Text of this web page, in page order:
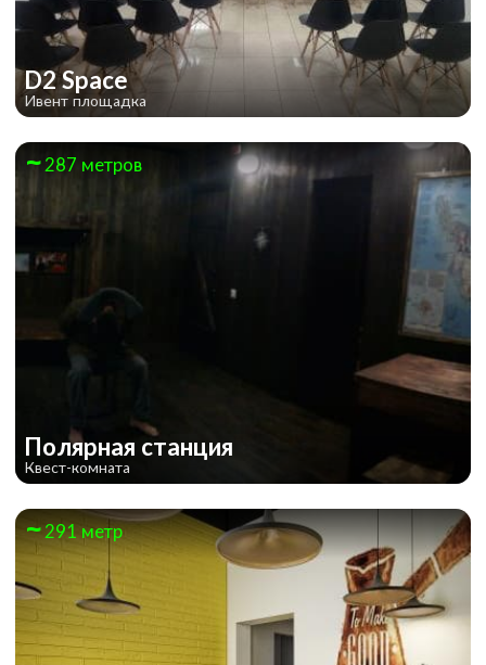
Зачарованный замок
Зомби
D2 Space
Ивент площадка
287 метров
Полярная станция
Квест-комната
291 метр